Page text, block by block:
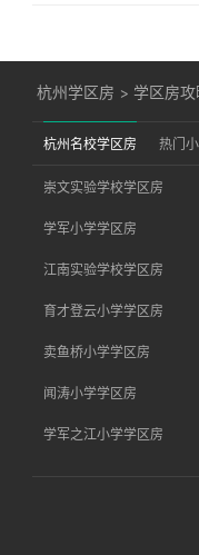
杭州学区房 > 学区房
杭州名校学区房 热门
崇文实验学校学区房
学军小学学区房
江南实验学校学区房
育才登云小学学区房
卖鱼桥小学学区房
闻涛小学学区房
学军之江小学学区房